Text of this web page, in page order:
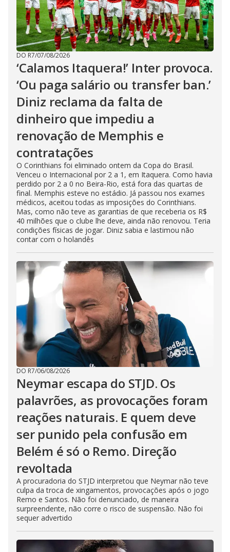
DO R7/07/08/2026
‘Calamos Itaquera!’ Inter provoca.
‘Ou paga salário ou transfer ban.’
Diniz reclama da falta de
dinheiro que impediu a
renovação de Memphis e
contratações
O Corinthians foi eliminado ontem da Copa do Brasil.
Venceu o Internacional por 2 a 1, em Itaquera. Como havia
perdido por 2 a 0 no Beira-Rio, está fora das quartas de
final. Memphis esteve no estádio. Já passou nos exames
médicos, aceitou todas as imposições do Corinthians.
Mas, como não teve as garantias de que receberia os R$
40 milhões que o clube lhe deve, ainda não renovou. Teria
condições físicas de jogar. Diniz sabia e lastimou não
contar com o holandês
DO R7/06/08/2026
Neymar escapa do STJD. Os
palavrões, as provocações foram
reações naturais. E quem deve
ser punido pela confusão em
Belém é só o Remo. Direção
revoltada
A procuradoria do STJD interpretou que Neymar não teve
culpa da troca de xingamentos, provocações após o jogo
Remo e Santos. Não foi denunciado, de maneira
surpreendente, não corre o risco de suspensão. Não foi
sequer advertido